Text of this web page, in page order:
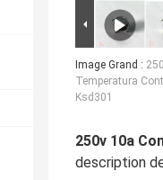
Image Grand :
Temperatura
Ksd301
250v 10a
description